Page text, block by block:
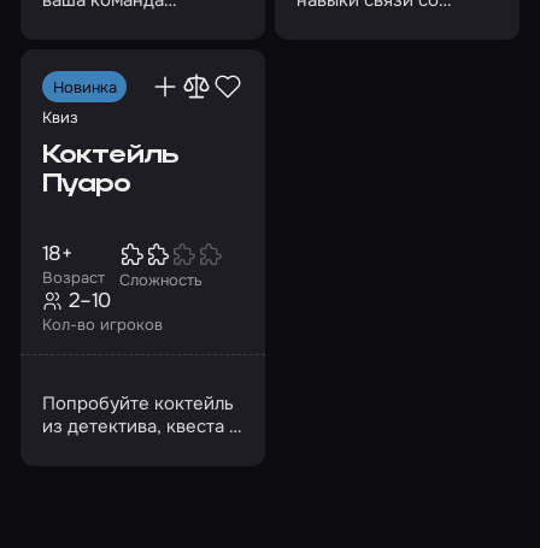
с юмором
Новинка
Квиз
Коктейль
Пуаро
Возраст
18+
Сложность
Кол-во игроков
2–10
Попробуйте коктейль
из детектива, квеста и